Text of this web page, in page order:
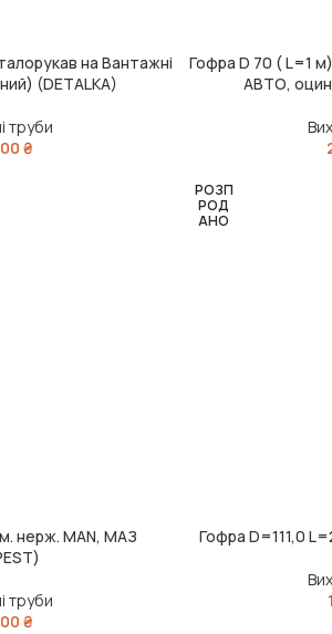
на Вантажні
(DETALKA)
труби
₴
ДОДАТИ В КОШИК
Гофра D 70 ( L=1
АВТО,
нерж. MAN, МАЗ
труби
₴
РОЗП
РОД
АНО
ЧИТАТИ ДАЛІ
Гофра D=111,0